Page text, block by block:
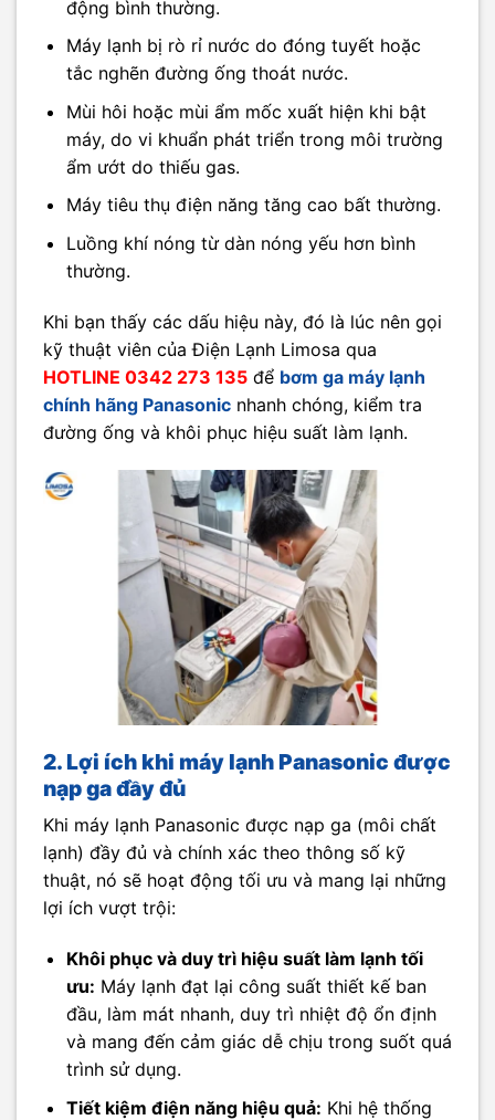
động bình thường.​
Máy lạnh bị rò rỉ nước do đóng tuyết hoặc
tắc nghẽn đường ống thoát nước.​
Mùi hôi hoặc mùi ẩm mốc xuất hiện khi bật
máy, do vi khuẩn phát triển trong môi trường
ẩm ướt do thiếu gas.​
Máy tiêu thụ điện năng tăng cao bất thường.​
Luồng khí nóng từ dàn nóng yếu hơn bình
thường.
Khi bạn thấy các dấu hiệu này, đó là lúc nên gọi
kỹ thuật viên của Điện Lạnh Limosa qua
HOTLINE 0342 273 135 để bơm ga máy lạnh
chính hãng Panasonic nhanh chóng, kiểm tra
đường ống và khôi phục hiệu suất làm lạnh.
2. Lợi ích khi máy lạnh Panasonic được
nạp ga đầy đủ
Khi máy lạnh Panasonic được nạp ga (môi chất
lạnh) đầy đủ và chính xác theo thông số kỹ
thuật, nó sẽ hoạt động tối ưu và mang lại những
lợi ích vượt trội:
Khôi phục và duy trì hiệu suất làm lạnh tối
ưu: Máy lạnh đạt lại công suất thiết kế ban
đầu, làm mát nhanh, duy trì nhiệt độ ổn định
và mang đến cảm giác dễ chịu trong suốt quá
trình sử dụng.
Tiết kiệm điện năng hiệu quả: Khi hệ thống